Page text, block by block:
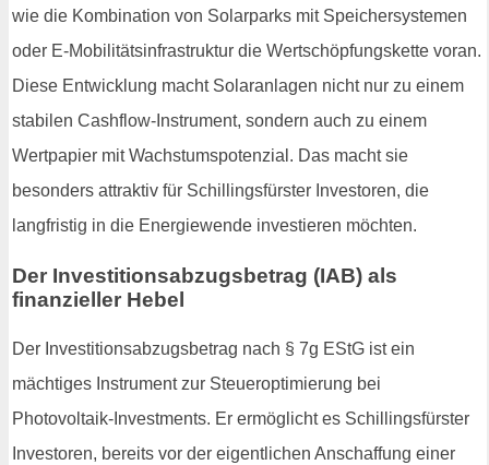
wie die Kombination von Solarparks mit Speichersystemen
oder E-Mobilitätsinfrastruktur die Wertschöpfungskette voran.
Diese Entwicklung macht Solaranlagen nicht nur zu einem
stabilen Cashflow-Instrument, sondern auch zu einem
Wertpapier mit Wachstumspotenzial. Das macht sie
besonders attraktiv für Schillingsfürster Investoren, die
langfristig in die Energiewende investieren möchten.
Der Investitionsabzugsbetrag (IAB) als
finanzieller Hebel
Der Investitionsabzugsbetrag nach § 7g EStG ist ein
mächtiges Instrument zur Steueroptimierung bei
Photovoltaik-Investments. Er ermöglicht es Schillingsfürster
Investoren, bereits vor der eigentlichen Anschaffung einer